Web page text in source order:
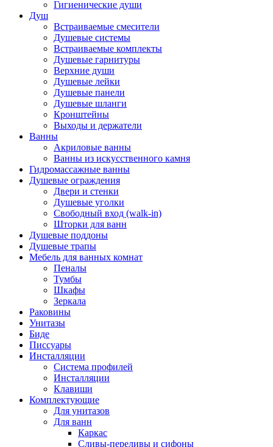
Гигиенические души
Душ
Встраиваемые смесители
Душевые системы
Встраиваемые комплекты
Душевые гарнитуры
Верхние души
Душевые лейки
Душевые панели
Душевые шланги
Кронштейны
Выходы и держатели
Ванны
Акриловые ванны
Ванны из искусственного камня
Гидромассажные ванны
Душевые ограждения
Двери и стенки
Душевые уголки
Свободный вход (walk-in)
Шторки для ванн
Душевые поддоны
Душевые трапы
Мебель для ванных комнат
Пеналы
Тумбы
Шкафы
Зеркала
Раковины
Унитазы
Биде
Писсуары
Инсталляции
Система профилей
Инсталляции
Клавиши
Комплектующие
Для унитазов
Для ванн
Каркас
Сливы-переливы и сифоны